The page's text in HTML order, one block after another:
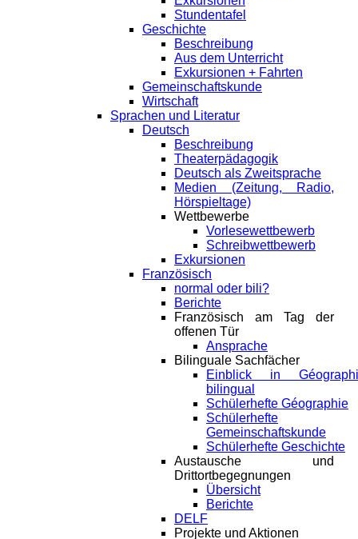
Stundentafel
Geschichte
Beschreibung
Aus dem Unterricht
Exkursionen + Fahrten
Gemeinschaftskunde
Wirtschaft
Sprachen und Literatur
Deutsch
Beschreibung
Theaterpädagogik
Deutsch als Zweitsprache
Medien (Zeitung, Radio,
Hörspieltage)
Wettbewerbe
Vorlesewettbewerb
Schreibwettbewerb
Exkursionen
Französisch
normal oder bili?
Berichte
Französisch am Tag der
offenen Tür
Ansprache
Bilinguale Sachfächer
Einblick in
bilingual
Schülerhefte Géographie
Schülerhefte
Gemeinschaftskunde
Schülerhefte Geschichte
Austausche und
Drittortbegegnungen
Übersicht
Berichte
DELF
Projekte und Aktionen